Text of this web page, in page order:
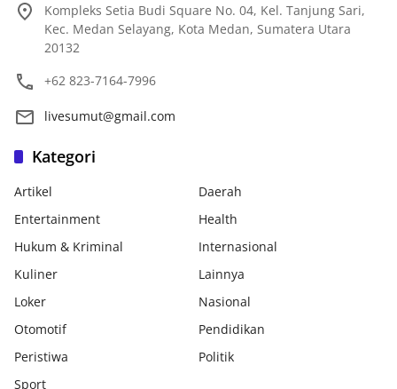
Kompleks Setia Budi Square No. 04, Kel. Tanjung Sari,
Kec. Medan Selayang, Kota Medan, Sumatera Utara
20132
+62 823-7164-7996
livesumut@gmail.com
Kategori
Artikel
Daerah
Entertainment
Health
Hukum & Kriminal
Internasional
Kuliner
Lainnya
Loker
Nasional
Otomotif
Pendidikan
Peristiwa
Politik
Sport